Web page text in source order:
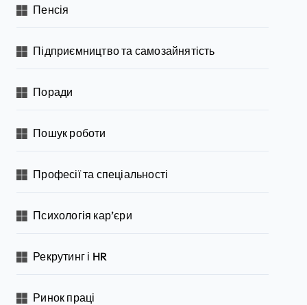
Пенсія
Підприємництво та самозайнятість
Поради
Пошук роботи
Професії та спеціальності
Психологія кар’єри
Рекрутинг і HR
Ринок праці